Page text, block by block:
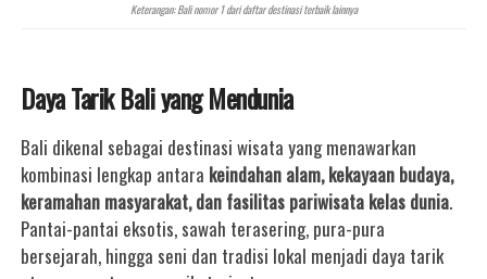
Keterangan: Bali nomor 1 dari daftar destinasi terbaik lainnya
Daya Tarik Bali yang Mendunia
Bali dikenal sebagai destinasi wisata yang menawarkan
kombinasi lengkap antara keindahan alam, kekayaan budaya,
keramahan masyarakat, dan fasilitas pariwisata kelas dunia.
Pantai-pantai eksotis, sawah terasering, pura-pura
bersejarah, hingga seni dan tradisi lokal menjadi daya tarik